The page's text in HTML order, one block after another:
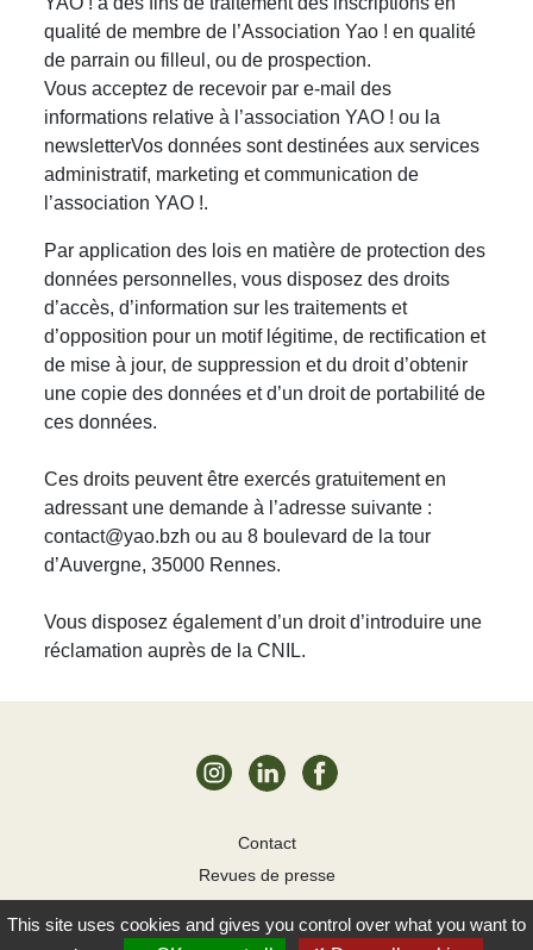
qualité de membre de l’Association Yao ! en qualité
de parrain ou filleul, ou de prospection.
Vous acceptez de recevoir par e-mail des
informations relative à l’association YAO ! ou la
newsletterVos données sont destinées aux services
administratif, marketing et communication de
l’association YAO !.
Par application des lois en matière de protection des
données personnelles, vous disposez des droits
d’accès, d’information sur les traitements et
d’opposition pour un motif légitime, de rectification et
de mise à jour, de suppression et du droit d’obtenir
une copie des données et d’un droit de portabilité de
ces données.
Ces droits peuvent être exercés gratuitement en
adressant une demande à l’adresse suivante :
contact@yao.bzh ou au 8 boulevard de la tour
d’Auvergne, 35000 Rennes.
Vous disposez également d’un droit d’introduire une
réclamation auprès de la CNIL.
Contact
Revues de presse
Cookies
YAO! 2026
This site uses cookies and gives you control over what you want to